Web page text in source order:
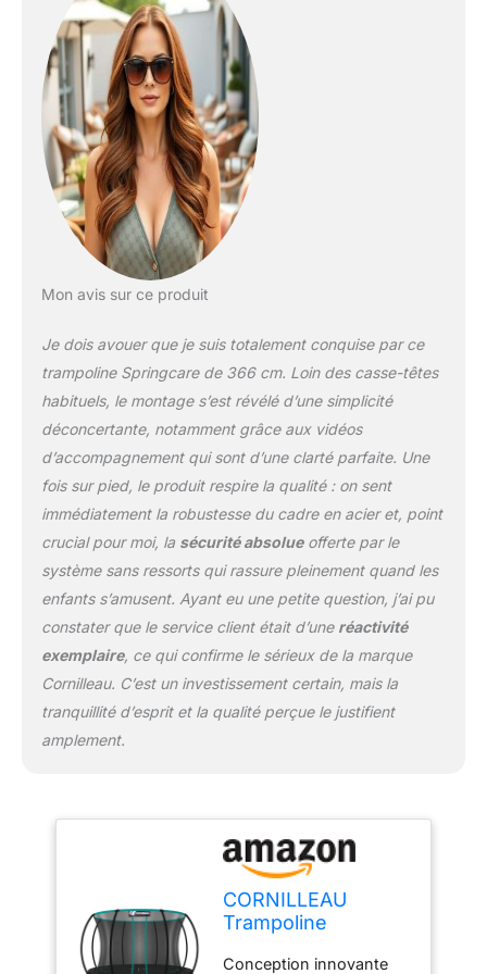
solide et durable, de
poteaux rembourrés
pour garantir la sécurité
des utilisateurs
extérieurs, ainsi que d'un
coussin double
épaisseur pour amortir
encore mieux. Facilité
d'installation : Grâce à
son système de
besoin d'outils
qualité et durabilité :
Fabriqué avec des
matériaux de haute
qualité, ce trampoline est
intempéries et offrir une
longue durée de vie,
permettant une
utilisation intensive.
Grande surface de saut :
Avec sa grande surface
de saut, ce trampoline
offre amplement
d'espace pour les sauts
et les acrobaties,
permettant aux
rebondissement.
Mon avis sur ce produit
Je dois avouer que je suis totalement conquise par ce
trampoline Springcare de 366 cm. Loin des casse-têtes
habituels, le montage s’est révélé d’une simplicité
déconcertante, notamment grâce aux vidéos
d’accompagnement qui sont d’une clarté parfaite. Une
fois sur pied, le produit respire la qualité : on sent
immédiatement la robustesse du cadre en acier et, point
crucial pour moi, la sécurité absolueofferte par le
système sans ressorts qui rassure pleinement quand les
enfants s’amusent. Ayant eu une petite question, j’ai pu
constater que le service client était d’une réactivité
exemplaire, ce qui confirme le sérieux de la marque
Cornilleau. C’est un investissement certain, mais la
tranquillité d’esprit et la qualité perçue le justifient
amplement.
CORNILLEAU
Trampoline
Ressorts pour
Conception innovante